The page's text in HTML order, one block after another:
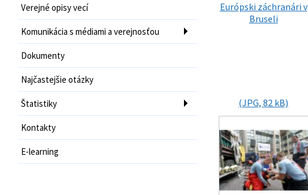
Verejné opisy vecí
Komunikácia s médiami a verejnosťou
Dokumenty
Najčastejšie otázky
Štatistiky
Kontakty
E-learning
Európski záchranári v
Bruseli
(JPG, 82 kB)